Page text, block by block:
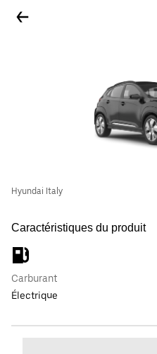
Hyundai Italy
Caractéristiques du produit
Carburant
Électrique